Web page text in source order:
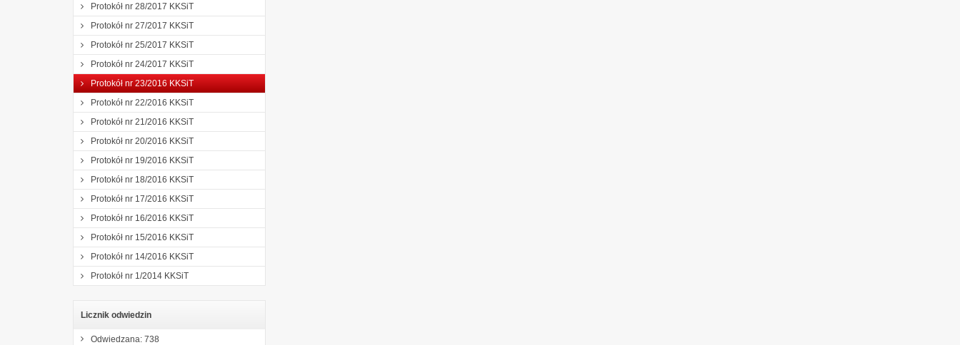
Protokół nr 28/2017 KKSiT
Protokół nr 27/2017 KKSiT
Protokół nr 25/2017 KKSiT
Protokół nr 24/2017 KKSiT
Protokół nr 23/2016 KKSiT
Protokół nr 22/2016 KKSiT
Protokół nr 21/2016 KKSiT
Protokół nr 20/2016 KKSiT
Protokół nr 19/2016 KKSiT
Protokół nr 18/2016 KKSiT
Protokół nr 17/2016 KKSiT
Protokół nr 16/2016 KKSiT
Protokół nr 15/2016 KKSiT
Protokół nr 14/2016 KKSiT
Protokół nr 1/2014 KKSiT
Licznik odwiedzin
Odwiedzana: 738